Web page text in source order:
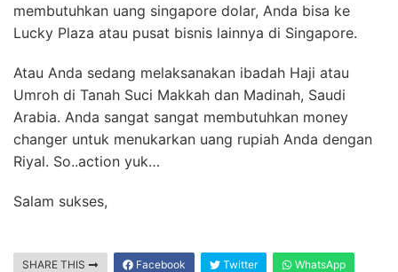
membutuhkan uang singapore dolar, Anda bisa ke
Lucky Plaza atau pusat bisnis lainnya di Singapore.
Atau Anda sedang melaksanakan ibadah Haji atau
Umroh di Tanah Suci Makkah dan Madinah, Saudi
Arabia. Anda sangat sangat membutuhkan money
changer untuk menukarkan uang rupiah Anda dengan
Riyal. So..action yuk…
Salam sukses,
SHARE THIS Facebook Twitter WhatsApp